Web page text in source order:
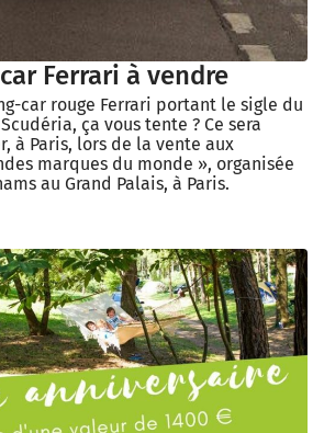
Ferrari à vendre
car rouge Ferrari portant le sigle du
ça vous tente ? Ce sera
à Paris, lors de la vente aux
marques du monde », organisée
au Grand Palais, à Paris.